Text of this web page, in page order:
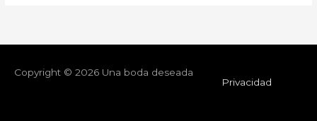
Copyright © 2026 Una boda deseada
Privacidad